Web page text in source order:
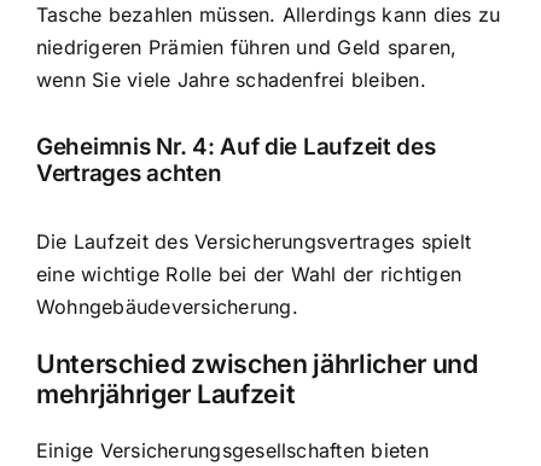
Tasche bezahlen müssen. Allerdings kann dies zu
niedrigeren Prämien führen und Geld sparen,
wenn Sie viele Jahre schadenfrei bleiben.
Geheimnis Nr. 4: Auf die Laufzeit des
Vertrages achten
Die Laufzeit des Versicherungsvertrages spielt
eine wichtige Rolle bei der Wahl der richtigen
Wohngebäudeversicherung.
Unterschied zwischen jährlicher und
mehrjähriger Laufzeit
Einige Versicherungsgesellschaften bieten